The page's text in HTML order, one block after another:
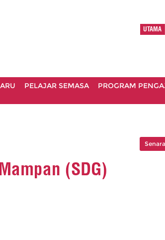
UTAMA
PELAJAR SEMASA PROGRAM
(SDG)